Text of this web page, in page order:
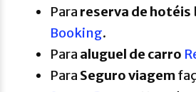
Para reserva de hotéis
Booking.
Para aluguel de carro
Para Seguro viagem